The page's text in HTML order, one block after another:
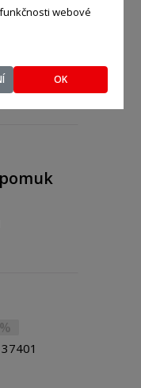
webové
OK
s.r.o.